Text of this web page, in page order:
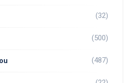
(32)
(500)
(487)